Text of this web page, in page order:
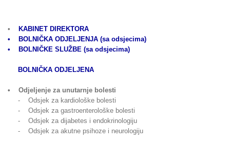
•
KABINET DIREKTORA
• BOLNIČKA ODJELJENJA (sa odsjecima)
• BOLNIČKE SLUŽBE (sa odsjecima)
BOLNIČKA ODJELJENA
• Odjeljenje za unutarnje bolesti
- Odsjek za kardiološke bolesti
- Odsjek za gastroenterološke bolesti
- Odsjek za dijabetes i endokrinologiju
- Odsjek za akutne psihoze i neurologiju